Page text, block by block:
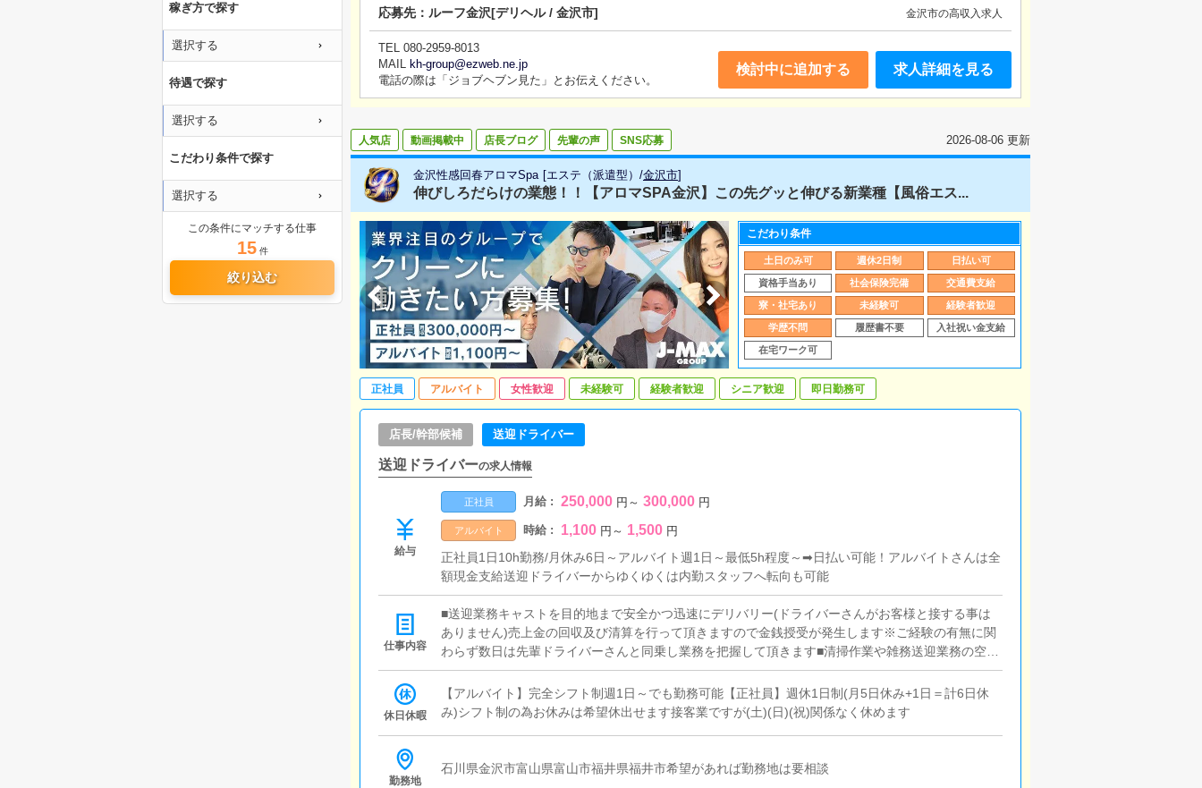
応募先： ルーフ金沢[デリヘル / 金沢市] 金沢市の高収入求人
TEL 080-2959-8013
MAIL kh-group@ezweb.ne.jp
電話の際は「ジョブヘブン見た」とお伝えください。
検討中に追加する 求人詳細を見る
人気店 動画掲載中 店長ブログ 先輩の声 SNS応募 2026-08-06 更新
金沢性感回春アロマSpa [エステ（派遣型） /金沢市]
伸びしろだらけの業態！！【アロマSPA金沢】この先グッと伸びる新業種【風俗エス...
こだわり条件
土日のみ可 週休2日制 日払い可
資格手当あり 社会保険完備 交通費支給
寮・社宅あり 未経験可 経験者歓迎
学歴不問 履歴書不要 入社祝い金支給
在宅ワーク可
正社員 アルバイト 女性歓迎 未経験可 経験者歓迎 シニア歓迎 即日勤務可
店長/幹部候補 送迎ドライバー
送迎ドライバーの求人情報
給与
正社員 月給 : 250,000 円 ～ 300,000 円
アルバイト 時給 : 1,100 円 ～ 1,500 円
正社員1日10h勤務/月休み6日～アルバイト週1日～最低5h程度～➡日払い可能！アルバイトさんは全
額現金支給送迎ドライバーからゆくゆくは内勤スタッフへ転向も可能
仕事内容
■送迎業務キャストを目的地まで安全かつ迅速にデリバリー(ドライバーさんがお客様と接する事は
ありません)売上金の回収及び清算を行って頂きますので金銭授受が発生します※ご経験の有無に関
わらず数日は先輩ドライバーさんと同乗し業務を把握して頂きます■清掃作業や雑務送迎業務の空き
時間に雑務全般をお願いする場合もございます社用車の洗車・清掃や寮・事務所の清掃など特別な
スキルは一切不要です
休日休暇
【アルバイト】完全シフト制週1日～でも勤務可能【正社員】週休1日制(月5日休み+1日＝計6日休
み)シフト制の為お休みは希望休出せます接客業ですが(土)(日)(祝)関係なく休めます
勤務地
石川県金沢市富山県富山市福井県福井市希望があれば勤務地は要相談
稼ぎ方で探す
選択する
待遇で探す
選択する
こだわり条件で探す
選択する
この条件にマッチする仕事
15件
絞り込む